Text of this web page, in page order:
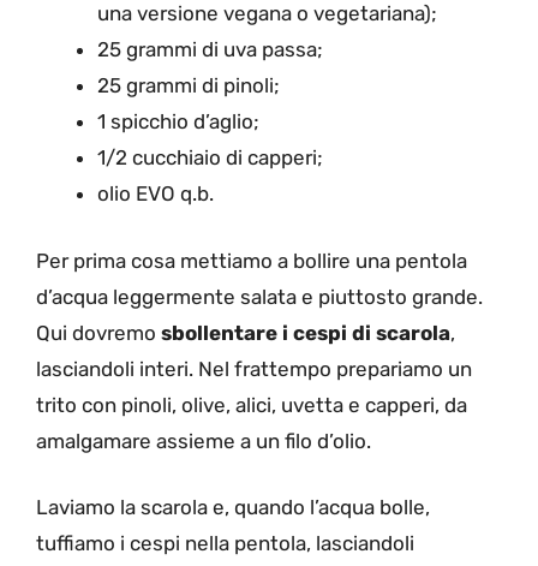
una versione vegana o vegetariana);
25 grammi di uva passa;
25 grammi di pinoli;
1 spicchio d’aglio;
1/2 cucchiaio di capperi;
olio EVO q.b.
Per prima cosa mettiamo a bollire una pentola
d’acqua leggermente salata e piuttosto grande.
Qui dovremo sbollentare i cespi di scarola,
lasciandoli interi. Nel frattempo prepariamo un
trito con pinoli, olive, alici, uvetta e capperi, da
amalgamare assieme a un filo d’olio.
Laviamo la scarola e, quando l’acqua bolle,
tuffiamo i cespi nella pentola, lasciandoli